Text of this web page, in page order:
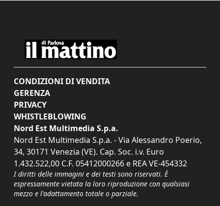
CONDIZIONI DI VENDITA
GERENZA
PRIVACY
WHISTLEBLOWING
Nord Est Multimedia S.p.a.
Nord Est Multimedia S.p.a. - Via Alessandro Poerio,
34, 30171 Venezia (VE). Cap. Soc. i.v. Euro
1.432.522,00 C.F. 05412000266 e REA VE-454332
I diritti delle immagini e dei testi sono riservati. È
espressamente vietata la loro riproduzione con qualsiasi
mezzo e l'adattamento totale o parziale.